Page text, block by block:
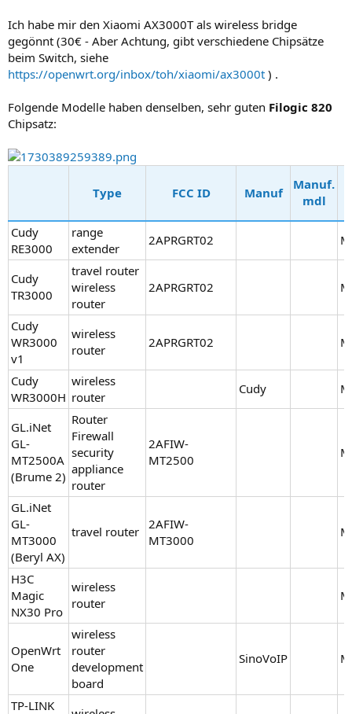
Ich habe mir den Xiaomi AX3000T als wireless bridge
gegönnt (30€ - Aber Achtung, gibt verschiedene Chipsätze
beim Switch, siehe
https://openwrt.org/inbox/toh/xiaomi/ax3000t ) .
Folgende Modelle haben denselben, sehr guten Filogic 820
Chipsatz:
Type FCC ID Manuf
Manuf.
mdl
Cudy
RE3000
range
extender
2APRGRT02
Cudy
TR3000
travel router
wireless
router
2APRGRT02
Cudy
WR3000
v1
wireless
router
2APRGRT02
Cudy
WR3000H
wireless
router
Cudy
GL.iNet
GL-
MT2500A
(Brume 2)
Router
Firewall
security
appliance
router
2AFIW-
MT2500
GL.iNet
GL-
MT3000
(Beryl AX)
travel router 2AFIW-
MT3000
H3C
Magic
NX30 Pro
wireless
router
OpenWrt
One
wireless
router
development
board
SinoVoIP
TP-LINK